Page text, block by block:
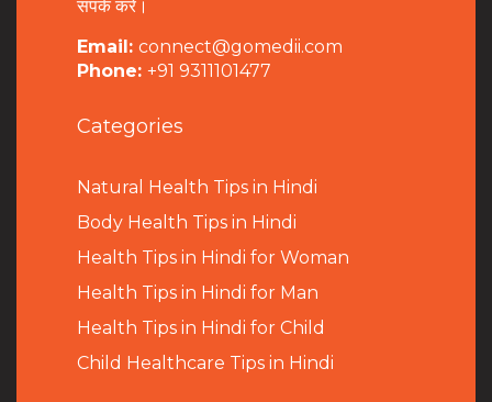
संपर्क करें।
Email: connect@gomedii.com
Phone: +91 9311101477
Categories
Natural Health Tips in Hindi
Body Health Tips in Hindi
Health Tips in Hindi for Woman
Health Tips in Hindi for Man
Health Tips in Hindi for Child
Child Healthcare Tips in Hindi